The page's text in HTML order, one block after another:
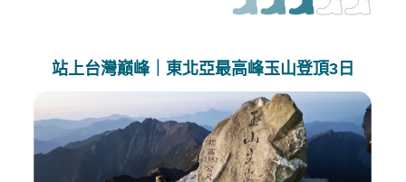
站上台灣巔峰｜東北亞最高峰玉山登頂3日